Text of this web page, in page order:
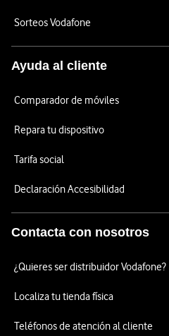
Sorteos Vodafone
Ayuda al cliente
Comparador de móviles
Repara tu dispositivo
Tarifa social
Declaración Accesibilidad
Contacta con nosotros
¿Quieres ser distribuidor Vodafone?
Localiza tu tienda física
Teléfonos de atención al cliente